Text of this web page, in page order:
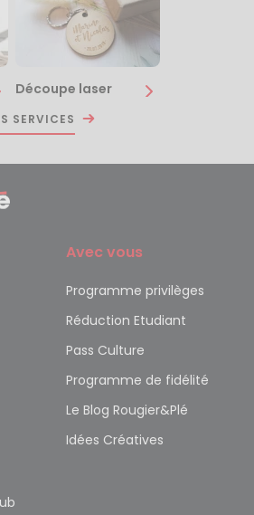
Découpe laser
SERVICES
Avec vous
Programme privilèges
Réduction Etudiant
Pass Culture
Programme de fidélité
Le Blog Rougier&Plé
Idées Créatives